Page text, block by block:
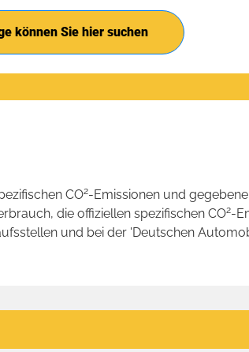
können Sie hier suchen
CO2-Emissionen und
die offiziellen spezifischen CO2-
und bei der 'Deutschen